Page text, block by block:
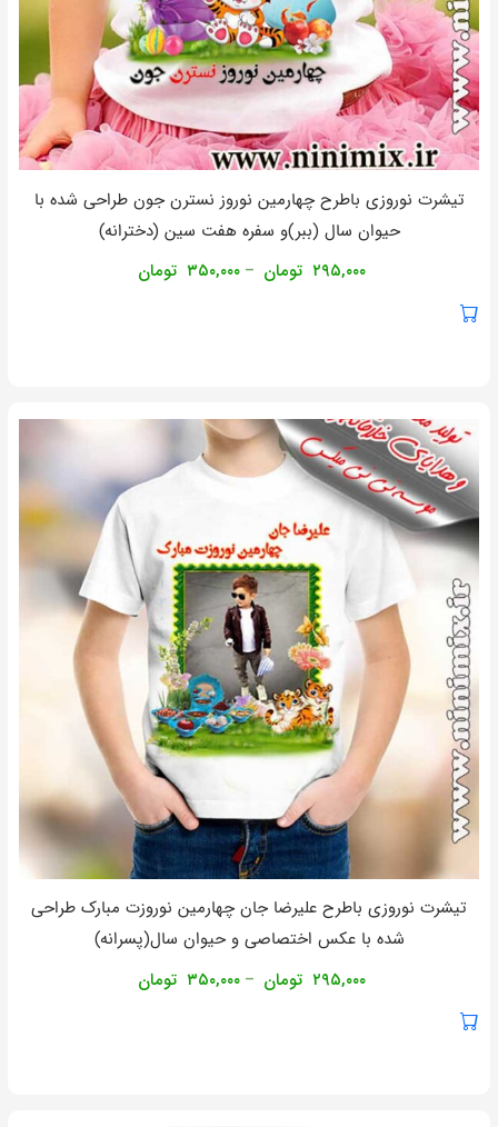
تیشرت نوروزی باطرح چهارمین نوروز نسترن جون طراحی شده با
حیوان سال (ببر)و سفره هفت سین (دخترانه)
۲۹۵,۰۰۰ تومان – ۳۵۰,۰۰۰ تومان
تیشرت نوروزی باطرح علیرضا جان چهارمین نوروزت مبارک طراحی
شده با عکس اختصاصی و حیوان سال(پسرانه)
۲۹۵,۰۰۰ تومان – ۳۵۰,۰۰۰ تومان